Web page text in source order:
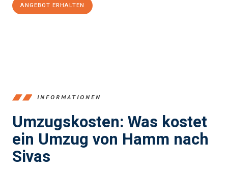
ANGEBOT ERHALTEN
INFORMATIONEN
Umzugskosten: Was kostet
ein Umzug von Hamm nach
Sivas